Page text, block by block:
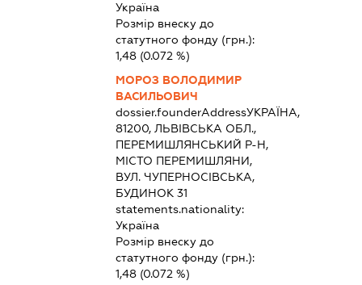
Україна
Розмір внеску до
статутного фонду (грн.):
1,48(0.072 %)
МОРОЗ ВОЛОДИМИР
ВАСИЛЬОВИЧ
dossier.founderAddressУКРАЇНА,
81200, ЛЬВІВСЬКА ОБЛ.,
ПЕРЕМИШЛЯНСЬКИЙ Р-Н,
МІСТО ПЕРЕМИШЛЯНИ,
ВУЛ. ЧУПЕРНОСІВСЬКА,
БУДИНОК 31
statements.nationality:
Україна
Розмір внеску до
статутного фонду (грн.):
1,48(0.072 %)